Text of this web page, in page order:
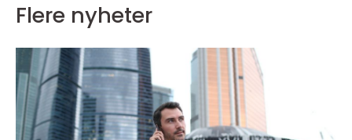
Flere nyheter